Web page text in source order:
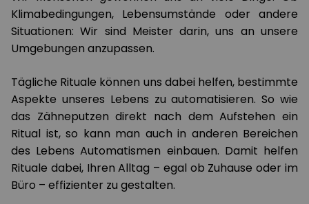
Klimabedingungen, Lebensumstände oder andere
Situationen: Wir sind Meister darin, uns an unsere
Umgebungen anzupassen.
Tägliche Rituale können uns dabei helfen, bestimmte
Aspekte unseres Lebens zu automatisieren. So wie
das Zähneputzen direkt nach dem Aufstehen ein
Ritual ist, so kann man auch in anderen Bereichen
des Lebens Automatismen einbauen. Damit helfen
Rituale dabei, Ihren Alltag – egal ob Zuhause oder im
Büro – effizienter zu gestalten.